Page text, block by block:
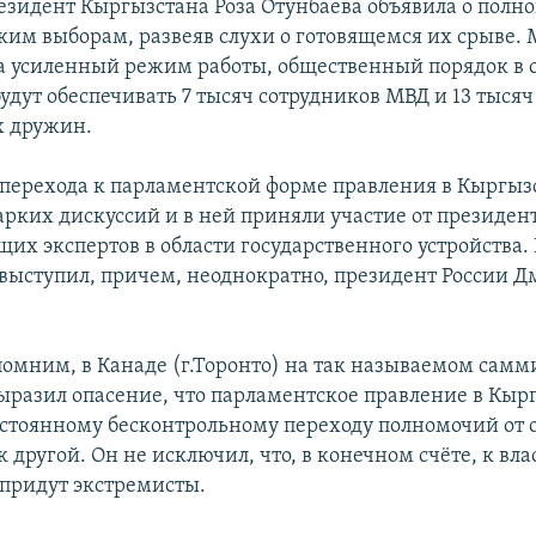
Кыргызстана Роза Отунбаева объявила о
выборам, развеяв слухи о готовящемся их
усиленный режим работы, общественный порядок в
обеспечивать 7 тысяч сотрудников МВД и 13 тысяч
дружин.
к парламентской форме правления в
дискуссий и в ней приняли участие от
экспертов в области государственного
причем, неоднократно, президент России
в Канаде (г.Торонто) на так называемом
опасение, что парламентское правление в
бесконтрольному переходу полномочий от
другой. Он не исключил, что, в конечном счёте, к
экстремисты.